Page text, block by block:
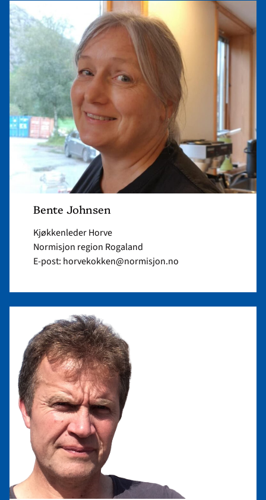
Bente Johnsen
Kjøkkenleder Horve
Normisjon region Rogaland
E-post: horvekokken@normisjon.no
Read
article
"Bente
Johnsen"